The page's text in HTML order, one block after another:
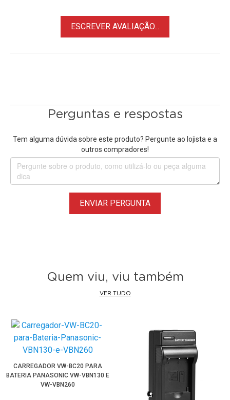
Câmeras PanasonicCompatíveis:
• Panasonic Lumix DMC-F5
• Panasonic Lumix DMC-SZ9
• Panasonic Lumix DMC-SZ10
• Panasonic Lumix DMC-XS1
• Panasonic Lumix DMC-XS3
Entre outras Câmeras Panasonic Lumix que utilizam
ESCREVER AVALIAÇÃO...
Perguntas e respostas
Tem alguma dúvida sobre este produto? Pergunte ao lojista e a
outros compradores!
ENVIAR PERGUNTA
Quem viu, viu também
VER TUDO
CARREGADOR VW-BC20 PARA
BATERIA PANASONIC VW-VBN130 E
VW-VBN260